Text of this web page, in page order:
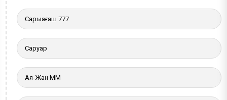
Сарыағаш 777
Саруар
Ая-Жан ММ